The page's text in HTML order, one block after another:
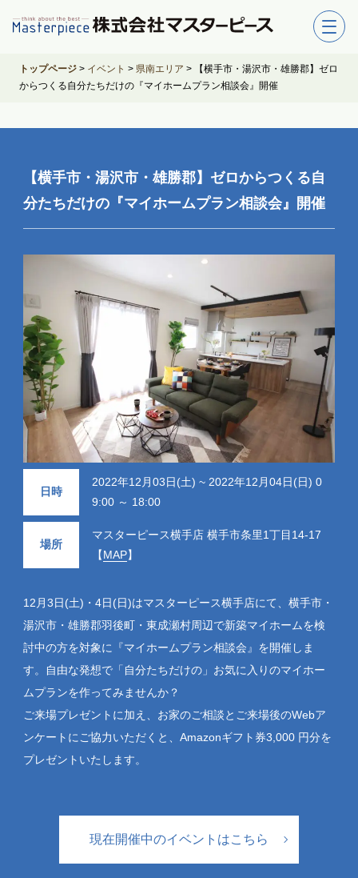
トップページ > イベント > 県南エリア >
【横手市・湯沢市・雄勝郡】ゼロ
からつくる自分たちだけの『マイホームプラン相談会』開催
【横手市・湯沢市・雄勝郡】ゼロからつくる自
分たちだけの『マイホームプラン相談会』開催
日時
2022年12月03日(土) ~ 2022年12月04日(日) 0
9:00 ～ 18:00
場所
マスターピース横手店 横手市条里1丁目14-17
【MAP】
12月3日(土)・4日(日)はマスターピース横手店にて、横手市・
湯沢市・雄勝郡羽後町・東成瀬村周辺で新築マイホームを検
討中の方を対象に『マイホームプラン相談会』を開催しま
す。自由な発想で「自分たちだけの」お気に入りのマイホー
ムプランを作ってみませんか？
ご来場プレゼントに加え、お家のご相談とご来場後のWebア
ンケートにご協力いただくと、Amazonギフト券3,000 円分を
プレゼントいたします。
現在開催中のイベントはこちら